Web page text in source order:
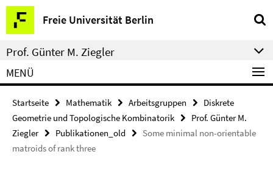
Springe
direkt
zu
Inhalt
Freie Universität Berlin
Service-
Navigation
Prof. Günter M. Ziegler
MENÜ
Startseite Mathematik Arbeitsgruppen
Diskrete
Geometrie und Topologische Kombinatorik
Prof. Günter M.
Ziegler
Publikationen_old
Some minimal non-orientable
matroids of rank three